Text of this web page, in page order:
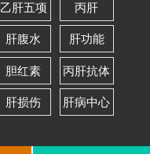
乙肝五项 丙肝
肝腹水 肝功能
胆红素 丙肝抗体
肝损伤 肝病中心